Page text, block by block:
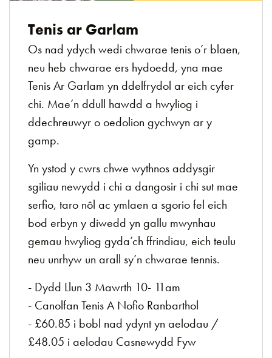
Tenis ar Garlam
Os nad ydych wedi chwarae tenis o’r blaen,
neu heb chwarae ers hydoedd, yna mae
Tenis Ar Garlam yn ddelfrydol ar eich cyfer
chi. Mae’n ddull hawdd a hwyliog i
ddechreuwyr o oedolion gychwyn ar y
gamp.
Yn ystod y cwrs chwe wythnos addysgir
sgiliau newydd i chi a dangosir i chi sut mae
serfio, taro nôl ac ymlaen a sgorio fel eich
bod erbyn y diwedd yn gallu mwynhau
gemau hwyliog gyda’ch ffrindiau, eich teulu
neu unrhyw un arall sy’n chwarae tennis.
- Dydd Llun 3 Mawrth 10- 11am
- Canolfan Tenis A Nofio Ranbarthol
- £60.85 i bobl nad ydynt yn aelodau /
£48.05 i aelodau Casnewydd Fyw